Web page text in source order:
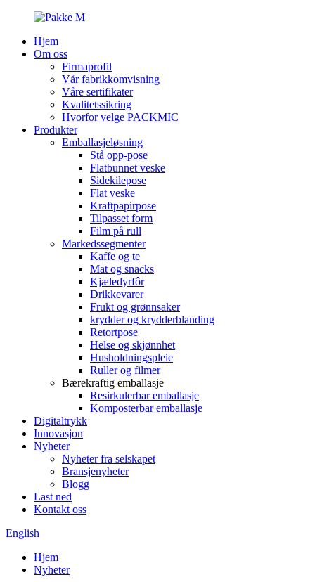
Hjem
Om oss
Firmaprofil
Vår fabrikkomvisning
Våre sertifikater
Kvalitetssikring
Hvorfor velge PACKMIC
Produkter
Emballasjeløsning
Stå opp-pose
Flatbunnet veske
Sidekilepose
Flat veske
Kraftpapirpose
Tilpasset form
Film på rull
Markedssegmenter
Kaffe og te
Mat og snacks
Kjæledyrfôr
Drikkevarer
Frukt og grønnsaker
krydder og krydderblanding
Retortpose
Helse og skjønnhet
Husholdningspleie
Ruller og filmer
Bærekraftig emballasje
Resirkulerbar emballasje
Komposterbar emballasje
Digitaltrykk
Innovasjon
Nyheter
Nyheter fra selskapet
Bransjenyheter
Blogg
Last ned
Kontakt oss
English
Hjem
Nyheter